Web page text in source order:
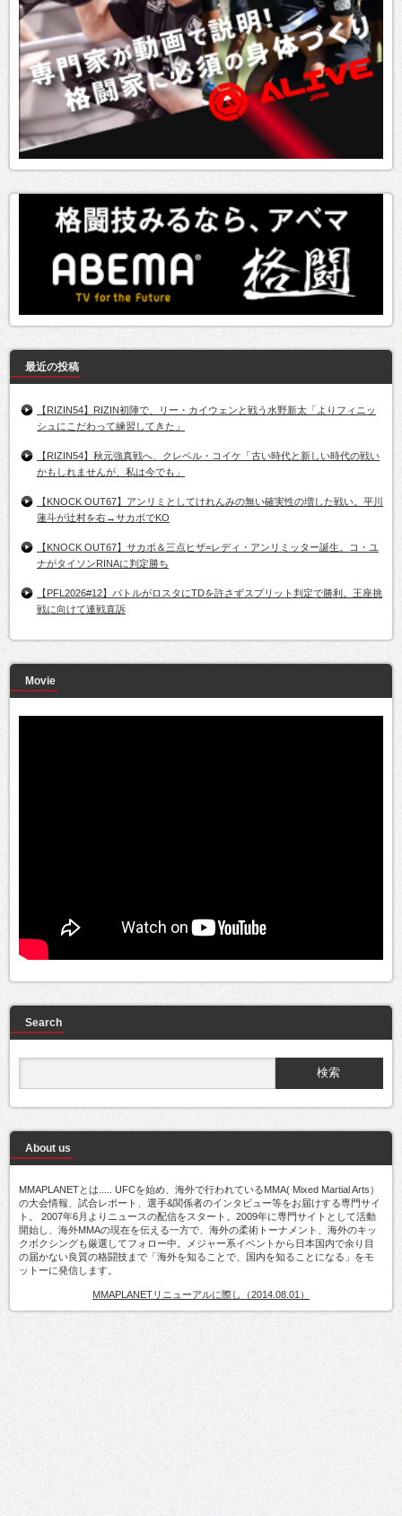
最近の投稿
【RIZIN54】RIZIN初陣で、リー・カイウェンと戦う水野新太「よりフィニッ
シュにこだわって練習してきた」
【RIZIN54】秋元強真戦へ、クレベル・コイケ「古い時代と新しい時代の戦い
かもしれませんが、私は今でも」
【KNOCK OUT67】アンリミとしてけれんみの無い確実性の増した戦い。平川
蓮斗が辻村を右→サカボでKO
【KNOCK OUT67】サカボ＆三点ヒザ=レディ・アンリミッター誕生。コ・ユ
ナがタイソンRINAに判定勝ち
【PFL2026#12】バトルがロスタにTDを許さずスプリット判定で勝利。王座挑
戦に向けて連戦直訴
Movie
Search
About us
MMAPLANETとは..... UFCを始め、海外で行われているMMA( Mixed Martial Arts）
の大会情報、試合レポート、選手&関係者のインタビュー等をお届けする専門サイ
ト。 2007年6月よりニュースの配信をスタート。2009年に専門サイトとして活動
開始し、海外MMAの現在を伝える一方で、海外の柔術トーナメント、海外のキッ
クボクシングも厳選してフォロー中。メジャー系イベントから日本国内で余り目
の届かない良質の格闘技まで「海外を知ることで、国内を知ることになる」をモ
ットーに発信します。
MMAPLANETリニューアルに際し（2014.08.01）